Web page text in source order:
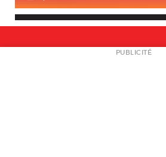
NEWSLETTER
PUBLICITÉ